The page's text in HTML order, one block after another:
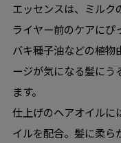
エッセンスは、ミルク
ライヤー前のケアに
バキ種子油などの植物
ージが気になる髪にう
ます。
仕上げのヘアオイルに
イルを配合。髪に柔ら